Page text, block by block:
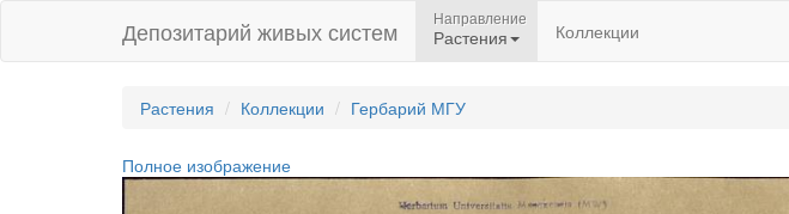
Депозитарий живых систем Направление
Растения Коллекции
Растения Коллекции Гербарий МГУ
Полное изображение